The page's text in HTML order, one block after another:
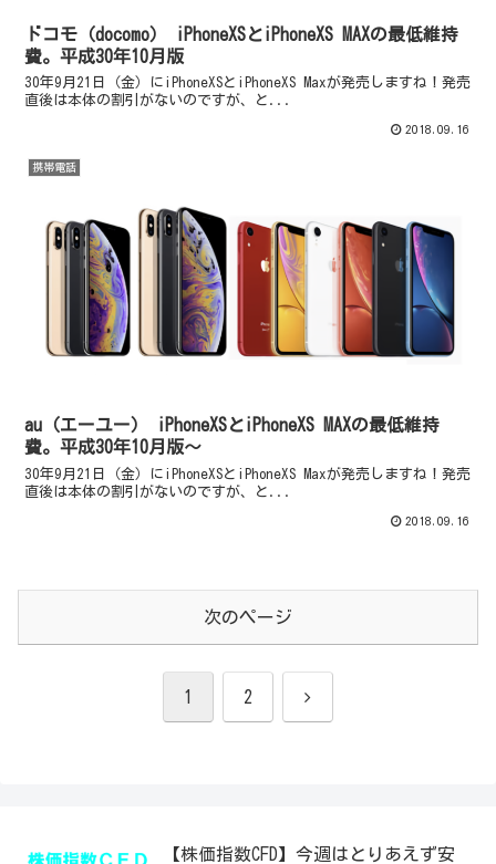
ドコモ（docomo） iPhoneXSとiPhoneXS MAXの最低維持
費。平成30年10月版
30年9月21日（金）にiPhoneXSとiPhoneXS Maxが発売しますね！発売
直後は本体の割引がないのですが、と...
2018.09.16
携帯電話
au（エーユー） iPhoneXSとiPhoneXS MAXの最低維持
費。平成30年10月版～
30年9月21日（金）にiPhoneXSとiPhoneXS Maxが発売しますね！発売
直後は本体の割引がないのですが、と...
2018.09.16
次のページ
1 2 次
【株価指数CFD】今週はとりあえず安